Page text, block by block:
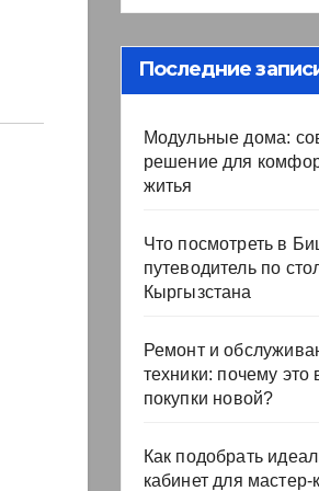
Последние
Модульные дома:
решение для
житья
Что посмотреть в
путеводитель по
Кыргызстана
Ремонт и
техники: почему это
покупки новой?
Как подобрать
кабинет для мастер-